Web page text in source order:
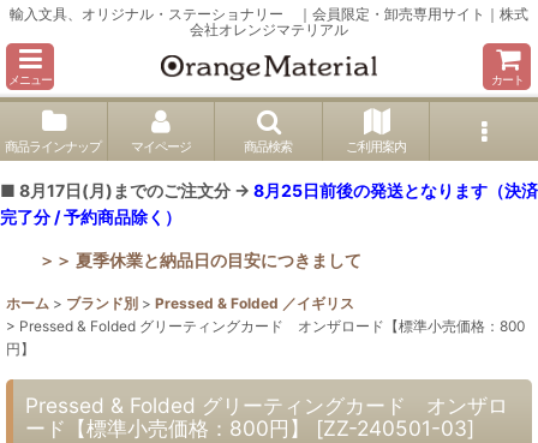
輸入文具、オリジナル・ステーショナリー ｜会員限定・卸売専用サイト｜株式
会社オレンジマテリアル
メニュー カート
商品ラインナップ マイページ 商品検索 ご利用案内
■ 8月17日(月)までのご注文分 → 8月25日前後の発送となります（決済
完了分 / 予約商品除く）
＞＞ 夏季休業と納品日の目安につきまして
ホーム > ブランド別 > Pressed & Folded ／イギリス
> Pressed & Folded グリーティングカード オンザロード【標準小売価格：800
円】
Pressed & Folded グリーティングカード オンザロ
ード【標準小売価格：800円】
[ZZ-240501-03]